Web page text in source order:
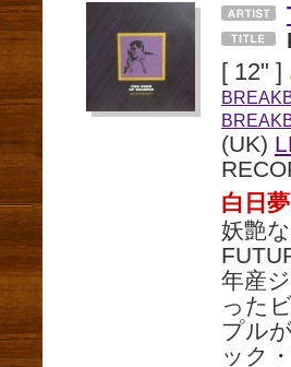
[ 12" ]
(UK)
白日
妖艶
年産
った
プル
ック